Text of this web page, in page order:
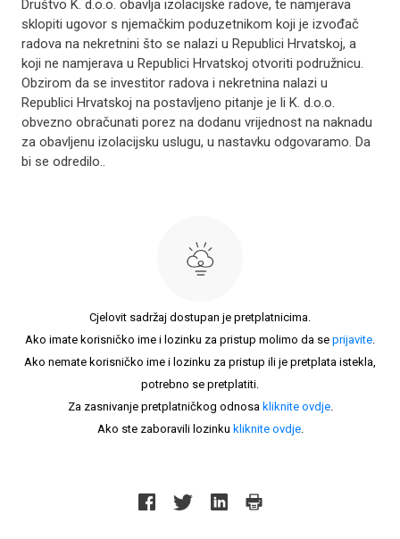
Društvo K. d.o.o. obavlja izolacijske radove, te namjerava
sklopiti ugovor s njemačkim poduzetnikom koji je izvođač
radova na nekretnini što se nalazi u Republici Hrvatskoj, a
koji ne namjerava u Republici Hrvatskoj otvoriti podružnicu.
Obzirom da se investitor radova i nekretnina nalazi u
Republici Hrvatskoj na postavljeno pitanje je li K. d.o.o.
obvezno obračunati porez na dodanu vrijednost na naknadu
za obavljenu izolacijsku uslugu, u nastavku odgovaramo. Da
bi se odredilo..
Cjelovit sadržaj dostupan je pretplatnicima.
Ako imate korisničko ime i lozinku za pristup molimo da se prijavite.
Ako nemate korisničko ime i lozinku za pristup ili je pretplata istekla,
potrebno se pretplatiti.
Za zasnivanje pretplatničkog odnosa kliknite ovdje.
Ako ste zaboravili lozinku kliknite ovdje.